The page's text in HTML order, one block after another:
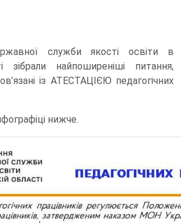
служби якості освіти в
зібрали найпоширеніші питання,
із АТЕСТАЦІЄЮ педагогічних
нижче.